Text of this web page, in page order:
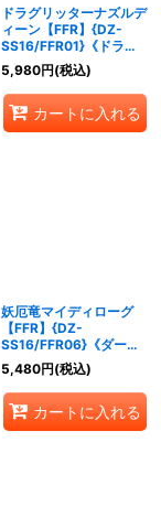
ドラグリッターナズルデ
ィーン【FFR】{DZ-
SS16/FFR01}《ドラゴ
ンエンパイア》
5,980円(税込)
カートに入れる
妖厄竜マイディローグ
【FFR】{DZ-
SS16/FFR06}《ダーク
ステイツ》
5,480円(税込)
カートに入れる